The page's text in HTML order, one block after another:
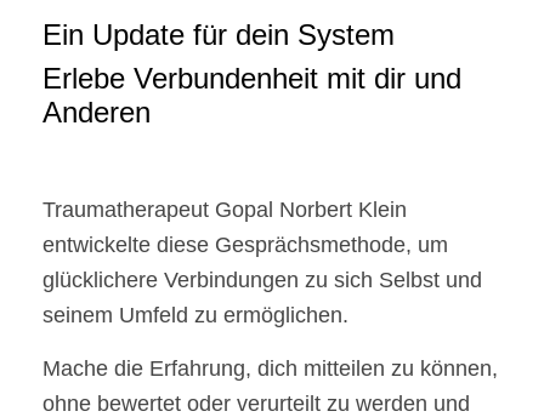
Ein Update für dein System
Erlebe Verbundenheit mit dir und
Anderen
Traumatherapeut Gopal Norbert Klein
entwickelte diese Gesprächsmethode, um
glücklichere Verbindungen zu sich Selbst und
seinem Umfeld zu ermöglichen.
Mache die Erfahrung, dich mitteilen zu können,
ohne bewertet oder verurteilt zu werden und